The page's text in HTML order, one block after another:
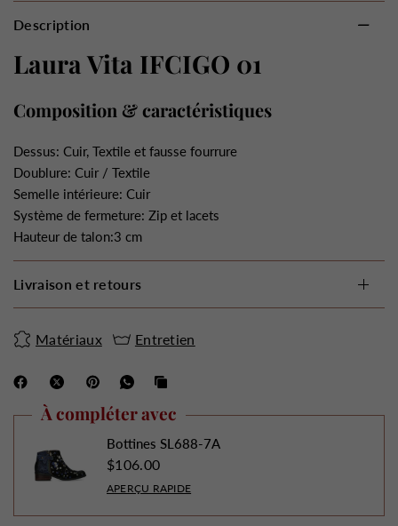
Description
Laura Vita IFCIGO 01
Composition & caractéristiques
Dessus: Cuir, Textile et fausse fourrure
Doublure: Cuir / Textile
Semelle intérieure: Cuir
Système de fermeture: Zip et lacets
Hauteur de talon:3 cm
Livraison et retours
Matériaux Entretien
À compléter avec
Bottines SL688-7A
$106.00
APERÇU RAPIDE